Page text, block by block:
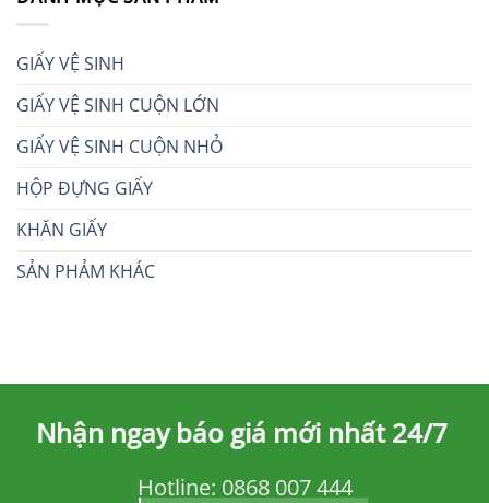
GIẤY VỆ SINH
GIẤY VỆ SINH CUỘN LỚN
GIẤY VỆ SINH CUỘN NHỎ
HỘP ĐỰNG GIẤY
KHĂN GIẤY
SẢN PHẢM KHÁC
Nhận ngay báo giá mới nhất 24/7
Hotline: 0868 007 444